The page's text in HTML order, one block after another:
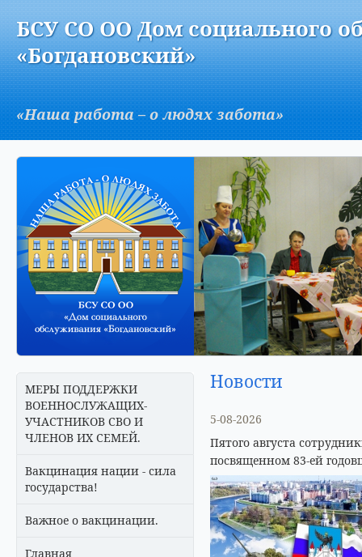
AБСУ СО ОО Дом социального
«Богдановский»
«Наша работа – о людях забота»
МЕРЫ ПОДДЕРЖКИ
ВОЕННОСЛУЖАЩИХ-
УЧАСТНИКОВ СВО И
ЧЛЕНОВ ИХ СЕМЕЙ.
Вакцинация нации - сила
государства!
Важное о вакцинации.
Главная
Новости
5-08-2026
Пятого августа
посвященном 83-ей